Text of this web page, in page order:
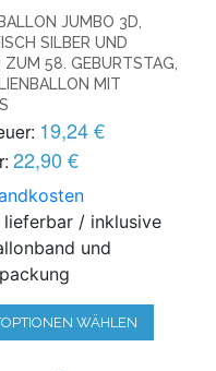
JUMBO 3D,
SILBER UND
ZUM 58. GEBURTSTAG,
MIT
19,24 €
22,90 €
/ inklusive
und
WÄHLEN